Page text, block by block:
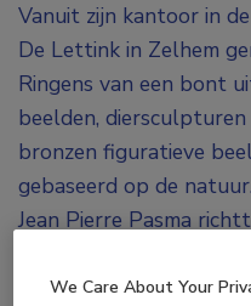
Vanuit zijn kantoor in
De Lettink in Zelhem
Ringens van een bont
beelden,
bronzen figuratieve
gebaseerd op de
Jean Pierre Pasma
Hulenhof. Deze is elke
We Care About Your